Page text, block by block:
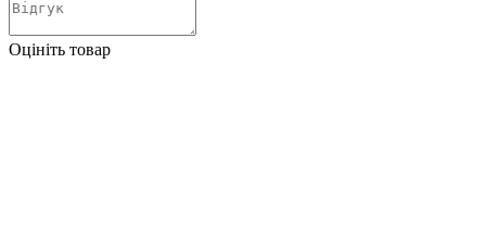
Оцініть товар